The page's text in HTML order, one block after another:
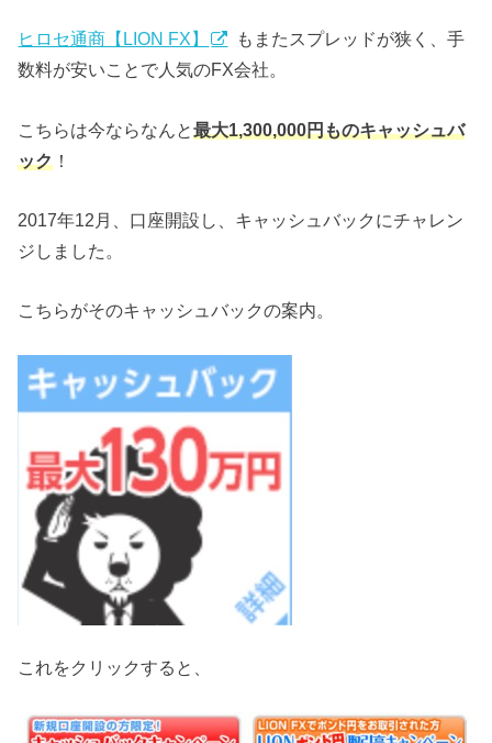
ヒロセ通商【LION FX】
もまたスプレッドが狭く、手
数料が安いことで人気のFX会社。
こちらは今ならなんと最大1,300,000円ものキャッシュバ
ック ！
2017年12月、口座開設し、キャッシュバックにチャレン
ジしました。
こちらがそのキャッシュバックの案内。
これをクリックすると、